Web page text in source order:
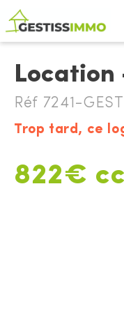
Location
Réf 7241-
Trop tard, ce
822€